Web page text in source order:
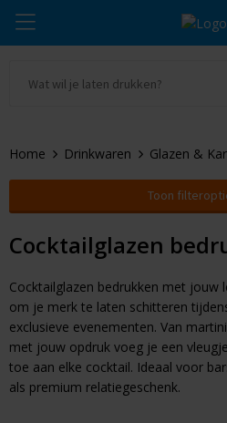
Drinkwaren
Kleding & Textiel
Tassen & Reizen
Elektronica & Gadgets
Beurs & Event
Sleutelhangers & Tools
Alle promosnoepje
Zomer
Kerst
Eindejaarsgeschenken
Alle geefmomenten
Thule
Alle merken
Home Drinkwaren Glazen &
Toon
Cocktailglazen
Cocktailglazen bedrukken met jouw
om je merk te laten schitteren
exclusieve evenementen. Van
met jouw opdruk voeg je een
toe aan elke cocktail. Ideaal voor
als premium relatiegeschenk.